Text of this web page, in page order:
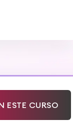
ESTE CURSO